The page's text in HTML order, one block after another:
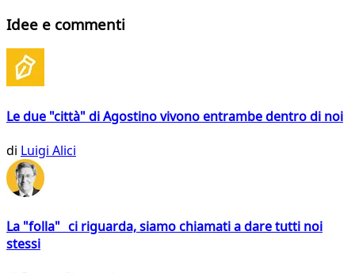
Idee e commenti
Le due "città" di Agostino vivono entrambe dentro di noi
di Luigi Alici
La "folla" ci riguarda, siamo chiamati a dare tutti noi
stessi